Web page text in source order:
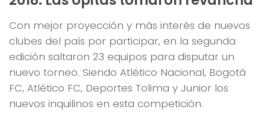
Con mejor proyección y más interés de nuevos
clubes del país por participar, en la segunda
edición saltaron 23 equipos para disputar un
nuevo torneo. Siendo Atlético Nacional, Bogotá
FC, Atlético FC, Deportes Tolima y Junior los
nuevos inquilinos en esta competición.